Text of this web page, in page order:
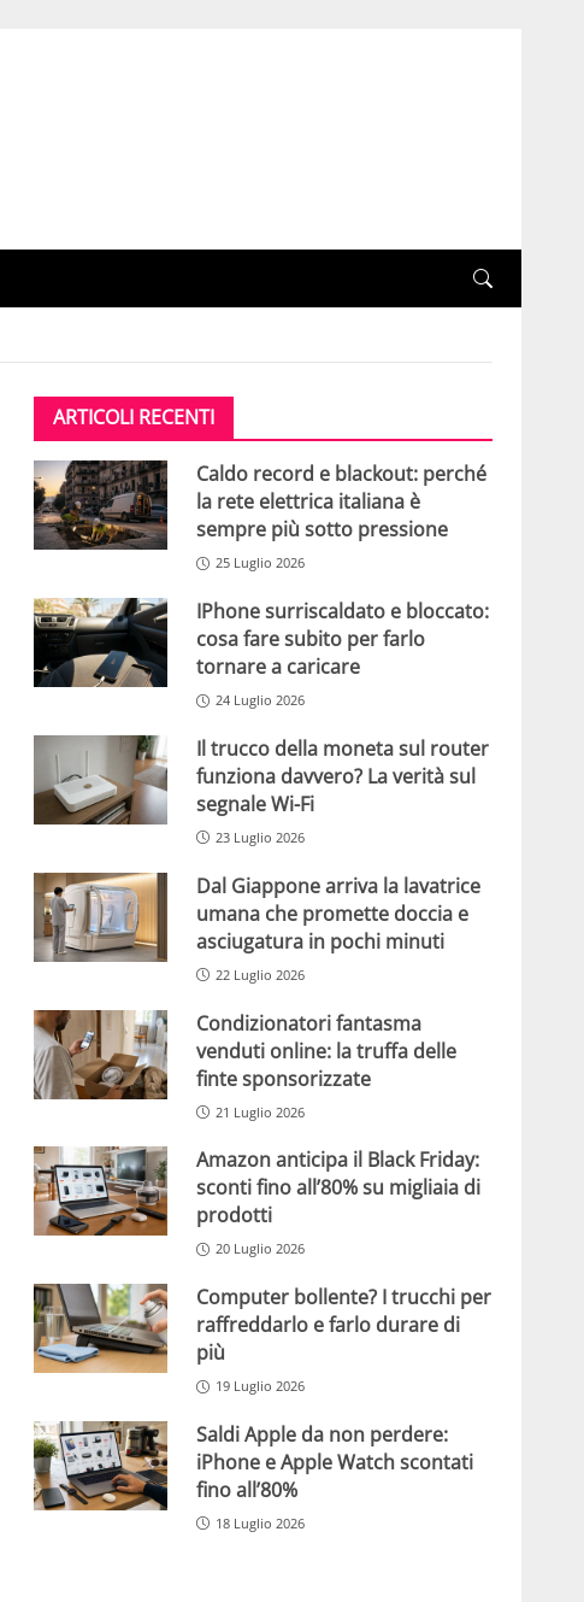
ARTICOLI RECENTI
Caldo record e blackout: perché
la rete elettrica italiana è
sempre più sotto pressione
25 Luglio 2026
IPhone surriscaldato e bloccato:
cosa fare subito per farlo
tornare a caricare
24 Luglio 2026
Il trucco della moneta sul router
funziona davvero? La verità sul
segnale Wi-Fi
23 Luglio 2026
Dal Giappone arriva la lavatrice
umana che promette doccia e
asciugatura in pochi minuti
22 Luglio 2026
Condizionatori fantasma
venduti online: la truffa delle
finte sponsorizzate
21 Luglio 2026
Amazon anticipa il Black Friday:
sconti fino all’80% su migliaia di
prodotti
20 Luglio 2026
Computer bollente? I trucchi per
raffreddarlo e farlo durare di
più
19 Luglio 2026
Saldi Apple da non perdere:
iPhone e Apple Watch scontati
fino all’80%
18 Luglio 2026